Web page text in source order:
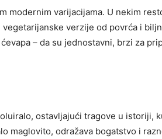
modernim varijacijama. U nekim
verzije od povrća i
– da su jednostavni, brzi za
ostavljajući tragove u istoriji,
maglovito, odražava bogatstvo i